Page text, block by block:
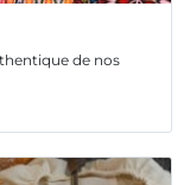
de nos